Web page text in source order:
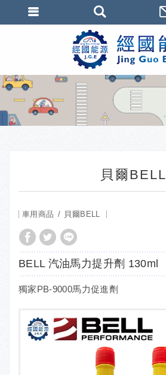
貝爾BELL
車用商品 貝爾BELL
BELL 汽油馬力提升劑 130ml
獨家PB-9000馬力促進劑